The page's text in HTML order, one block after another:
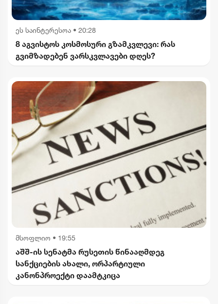
ეს საინტერესოა • 20:28
8 აგვისტოს კოსმოსური გზამკვლევი: რას
გვიმზადებენ ვარსკვლავები დღეს?
მსოფლიო • 19:55
აშშ-ის სენატმა რუსეთის წინააღმდეგ
სანქციების ახალი, ორპარტიული
კანონპროექტი დაამტკიცა